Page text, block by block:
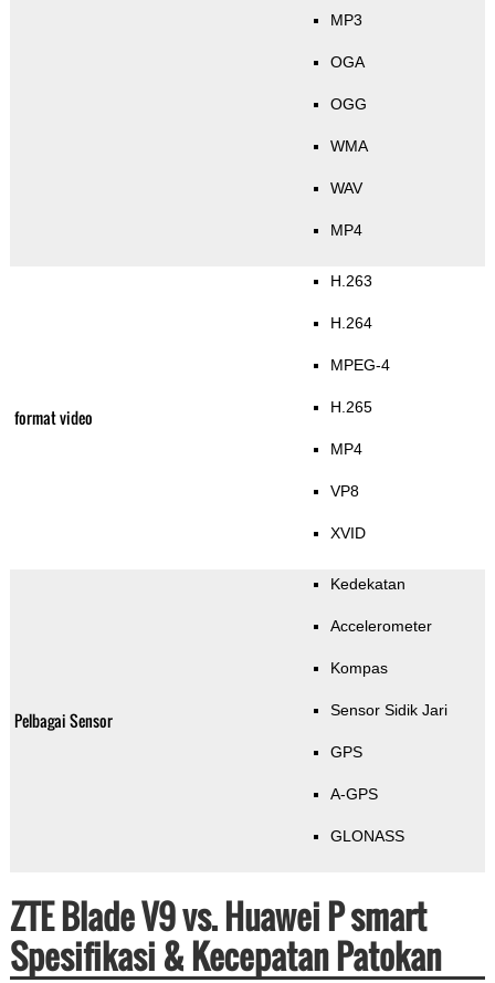
MP3
OGA
OGG
WMA
WAV
MP4
format video
H.263
H.264
MPEG-4
H.265
MP4
VP8
XVID
Pelbagai Sensor
Kedekatan
Accelerometer
Kompas
Sensor Sidik Jari
GPS
A-GPS
GLONASS
ZTE Blade V9 vs. Huawei P smart
Spesifikasi & Kecepatan Patokan